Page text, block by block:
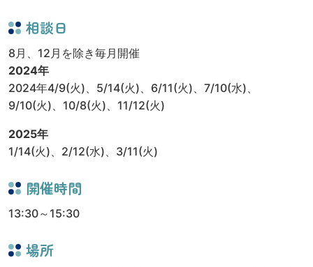
相談日
8月、12月を除き毎月開催
2024年
2024年4/9(火)、5/14(火)、6/11(火)、7/10(水)、
9/10(火)、10/8(火)、11/12(火)
2025年
1/14(火)、2/12(水)、3/11(火)
開催時間
13:30～15:30
場所